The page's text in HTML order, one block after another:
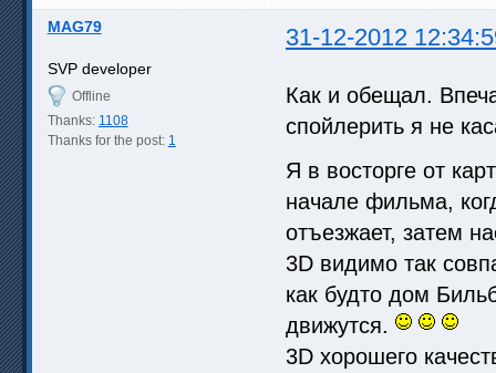
MAG79 31-12-2012
SVP developer
Offline
Thanks: 1108
Thanks for the post: 1
Как и обещал.
спойлерить я не
Я в восторге от
начале фильма,
отъезжает, затем
3D видимо так
как будто дом
движутся.
3D хорошего